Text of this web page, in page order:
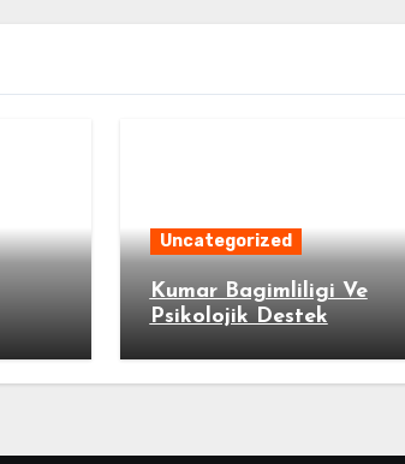
Uncategorized
Kumar Bagimliligi Ve
Psikolojik Destek